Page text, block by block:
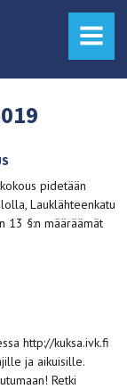
MENU
pidetään
Lauklähteenkatu
13 §:n määräämät
http://kuksa.ivk.fi
ja aikuisille.
Retki